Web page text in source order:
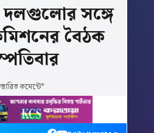
দলগুলোরসঙ্গে
বৈঠক
কমেন্টে*